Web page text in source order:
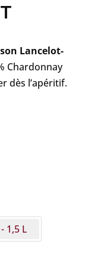
Lancelot-
Chardonnay
dès l’apéritif.
1,5 L